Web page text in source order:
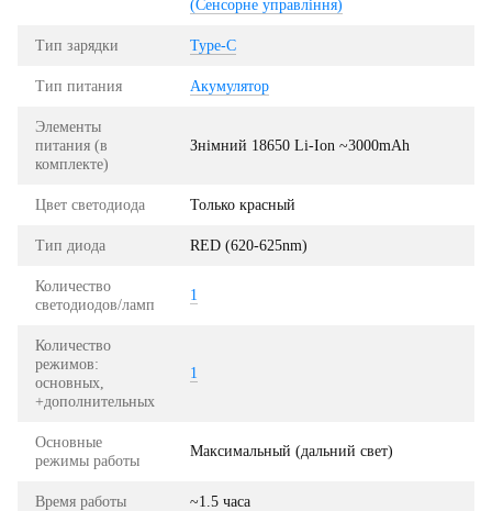
(Сенсорне управління)
Тип зарядки Type-C
Тип питания Акумулятор
Элементы
питания (в
комплекте)
Знімний 18650 Li-Ion ~3000mAh
Цвет светодиода Только красный
Тип диода RED (620-625nm)
Количество
светодиодов/ламп
1
Количество
режимов:
основных,
+дополнительных
1
Основные
режимы работы
Максимальный (дальний свет)
Время работы ~1.5 часа